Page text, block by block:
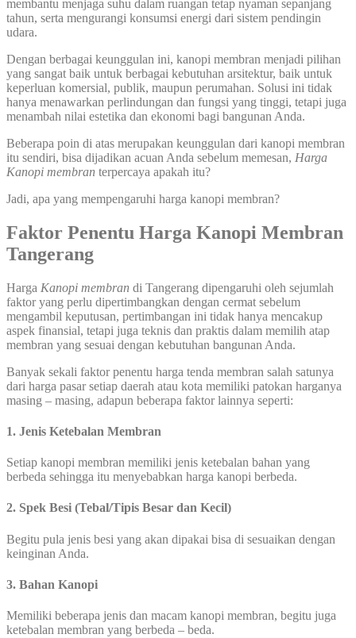
membantu menjaga suhu dalam ruangan tetap nyaman sepanjang
tahun, serta mengurangi konsumsi energi dari sistem pendingin
udara.
Dengan berbagai keunggulan ini, kanopi membran menjadi pilihan
yang sangat baik untuk berbagai kebutuhan arsitektur, baik untuk
keperluan komersial, publik, maupun perumahan. Solusi ini tidak
hanya menawarkan perlindungan dan fungsi yang tinggi, tetapi juga
menambah nilai estetika dan ekonomi bagi bangunan Anda.
Beberapa poin di atas merupakan keunggulan dari kanopi membran
itu sendiri, bisa dijadikan acuan Anda sebelum memesan, Harga
Kanopi membran terpercaya apakah itu?
Jadi, apa yang mempengaruhi harga kanopi membran?
Faktor Penentu Harga Kanopi Membran
Tangerang
Harga Kanopi membran di Tangerang dipengaruhi oleh sejumlah
faktor yang perlu dipertimbangkan dengan cermat sebelum
mengambil keputusan, pertimbangan ini tidak hanya mencakup
aspek finansial, tetapi juga teknis dan praktis dalam memilih atap
membran yang sesuai dengan kebutuhan bangunan Anda.
Banyak sekali faktor penentu harga tenda membran salah satunya
dari harga pasar setiap daerah atau kota memiliki patokan harganya
masing – masing, adapun beberapa faktor lainnya seperti:
1. Jenis Ketebalan Membran
Setiap kanopi membran memiliki jenis ketebalan bahan yang
berbeda sehingga itu menyebabkan harga kanopi berbeda.
2. Spek Besi (Tebal/Tipis Besar dan Kecil)
Begitu pula jenis besi yang akan dipakai bisa di sesuaikan dengan
keinginan Anda.
3. Bahan Kanopi
Memiliki beberapa jenis dan macam kanopi membran, begitu juga
ketebalan membran yang berbeda – beda.